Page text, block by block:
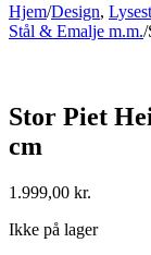
Hjem/Design,
Stål & Emalje m.m./
Stor Piet
cm
1.999,00 kr.
Ikke på lager